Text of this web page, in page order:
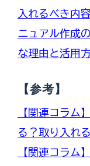
入れるべき内
ニュアル作成
な理由と活用
【参考】
【関連コラム
る？取り入れ
【関連コラム